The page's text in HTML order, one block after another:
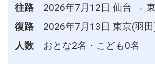
往路
2026年7月12日 仙台 →
復路
2026年7月13日 東京(羽
人数
おとな2名・こども0名